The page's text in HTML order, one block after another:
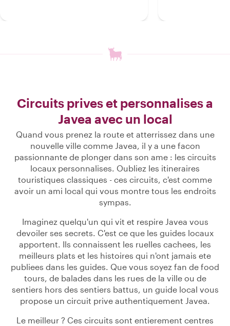
Circuits prives et personnalises a
Javea avec un local
Quand vous prenez la route et atterrissez dans une
nouvelle ville comme Javea, il y a une facon
passionnante de plonger dans son ame : les circuits
locaux personnalises. Oubliez les itineraires
touristiques classiques - ces circuits, c'est comme
avoir un ami local qui vous montre tous les endroits
sympas.
Imaginez quelqu'un qui vit et respire Javea vous
devoiler ses secrets. C'est ce que les guides locaux
apportent. Ils connaissent les ruelles cachees, les
meilleurs plats et les histoires qui n'ont jamais ete
publiees dans les guides. Que vous soyez fan de food
tours, de balades dans les rues de la ville ou de
sentiers hors des sentiers battus, un guide local vous
propose un circuit prive authentiquement Javea.
Le meilleur ? Ces circuits sont entierement centres